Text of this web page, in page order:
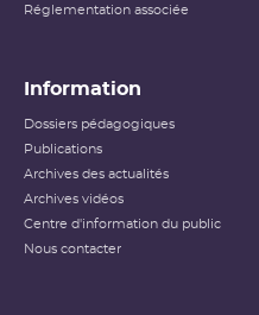
Réglementation associée
Information
Dossiers pédagogiques
Publications
Archives des actualités
Archives vidéos
Centre d'information du public
Nous contacter